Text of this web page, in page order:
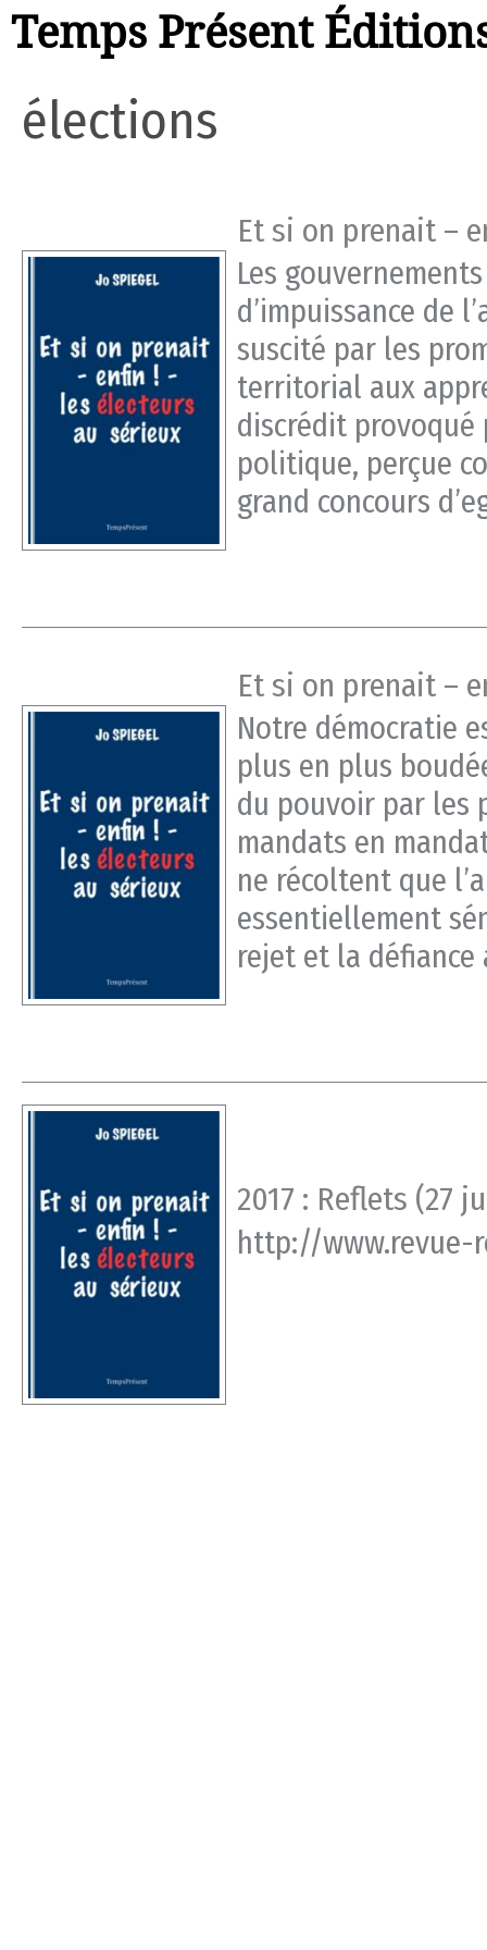
Temps Présent
élections
Et si on prenait –
Les
d’impuissance de
suscité par les
territorial aux
discrédit provoqué
politique, perçue
grand concours
Et si on prenait –
Notre démocratie
plus en plus
du pouvoir par les
mandats en
ne récoltent que
essentiellement
rejet et la défiance
2017 : Reflets (27
http://www.revue-